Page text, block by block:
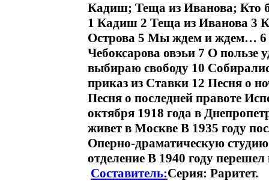
Кадиш; Теща из Иванова; Кто
1 Кадиш 2 Теща из Иванова 3
Острова 5 Мы ждем и ждем… 6
Чебоксарова овэьи 7 О
выбираю свободу 10
приказ из Ставки 12 Песня о
Песня о последней правоте
октября 1918 года в
живет в Москве В 1935 году
Оперно-драматическую
отделение В 1940 году
Составитель:Серия: Раритет.